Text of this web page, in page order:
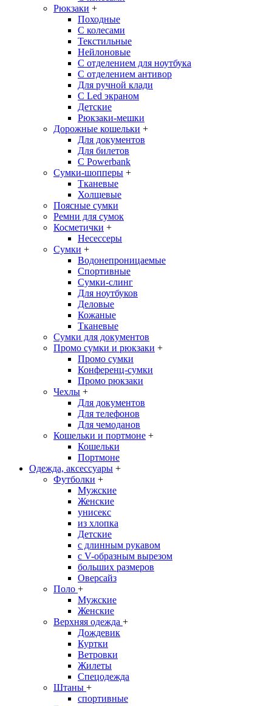
Рюкзаки +
Походные
С колесами
Текстильные
Нейлоновые
С отделением для ноутбука
С отделением антивор
Для ручной клади
С Led экраном
Детские
Рюкзаки-мешки
Дорожные кошельки +
Для документов
Для билетов
С Powerbank
Сумки-шопперы +
Тканевые
Холщевые
Поясные сумки
Ремни для сумок
Косметички +
Несессеры
Сумки +
Водонепроницаемые
Спортивные
Сумки-слинг
Для ноутбуков
Деловые
Кожаные
Тканевые
Сумки для документов
Промо сумки и рюкзаки +
Промо сумки
Конференц-сумки
Промо рюкзаки
Чехлы +
Для документов
Для телефонов
Для чемоданов
Кошельки и портмоне +
Кошельки
Портмоне
Одежда, аксессуары +
Футболки +
Мужские
Женские
унисекс
из хлопка
Детские
с длинным рукавом
с V-образным вырезом
больших размеров
Оверсайз
Поло +
Мужские
Женские
Верхняя одежда +
Дождевик
Куртки
Ветровки
Жилеты
Спецодежда
Штаны +
спортивные